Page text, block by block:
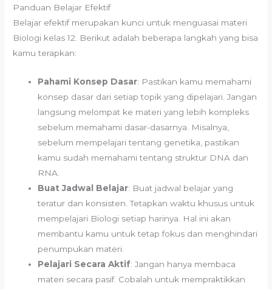
Panduan Belajar Efektif
Belajar efektif merupakan kunci untuk menguasai materi
Biologi kelas 12. Berikut adalah beberapa langkah yang bisa
kamu terapkan:
Pahami Konsep Dasar: Pastikan kamu memahami
konsep dasar dari setiap topik yang dipelajari. Jangan
langsung melompat ke materi yang lebih kompleks
sebelum memahami dasar-dasarnya. Misalnya,
sebelum mempelajari tentang genetika, pastikan
kamu sudah memahami tentang struktur DNA dan
RNA.
Buat Jadwal Belajar: Buat jadwal belajar yang
teratur dan konsisten. Tetapkan waktu khusus untuk
mempelajari Biologi setiap harinya. Hal ini akan
membantu kamu untuk tetap fokus dan menghindari
penumpukan materi.
Pelajari Secara Aktif: Jangan hanya membaca
materi secara pasif. Cobalah untuk mempraktikkan